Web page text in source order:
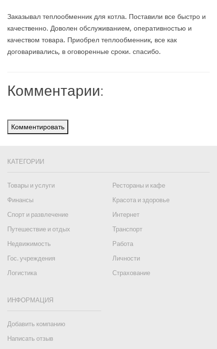
Заказывал теплообменник для котла. Поставили все быстро и
качественно. Доволен обслуживанием, оперативностью и
качеством товара. Приобрел теплообменник, все как
договаривались, в оговоренные сроки. спасибо.
Комментарии:
Комментировать
КАТЕГОРИИ
Товары и услуги
Рестораны и кафе
Финансы
Красота и здоровье
Спорт и развлечение
Интернет
Путешествие и отдых
Транспорт
Недвижимость
Работа
Гос. учреждения
Личности
Логистика
Страхование
ИНФОРМАЦИЯ
Добавить компанию
Написать отзыв